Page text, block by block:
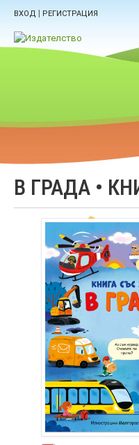
ВХОД | РЕГИСТРАЦИЯ
В ГРАДА •